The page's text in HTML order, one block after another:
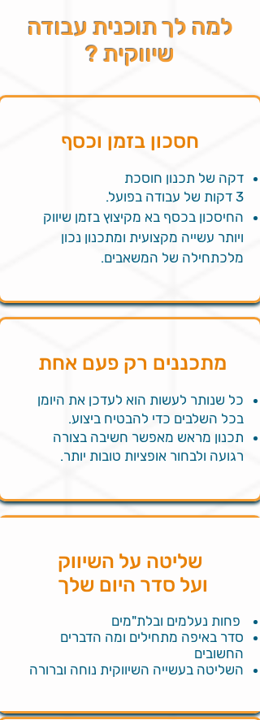
למה לך תוכנית עבודה
שיווקית ?
חסכון בזמן וכסף
דקה של תכנון חוסכת
3 דקות של עבודה בפועל.
החיסכון בכסף בא מקיצוץ בזמן שיווק
ויותר עשייה מקצועית ומתכנון נכון
מלכתחילה של המשאבים.
מתכננים רק פעם אחת
​כל שנותר לעשות הוא לעדכן את היומן
בכל השלבים כדי להבטיח ביצוע.
תכנון מראש מאפשר חשיבה בצורה
רגועה ולבחור אופציות טובות יותר.
שליטה על השיווק
ועל סדר היום שלך
פחות נעלמים ובלת"מים
סדר באיפה מתחילים ומה הדברים
החשובים
השליטה בעשייה השיווקית נוחה וברורה